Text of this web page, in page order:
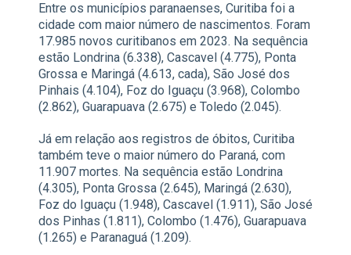
Entre os municípios paranaenses, Curitiba foi a
cidade com maior número de nascimentos. Foram
17.985 novos curitibanos em 2023. Na sequência
estão Londrina (6.338), Cascavel (4.775), Ponta
Grossa e Maringá (4.613, cada), São José dos
Pinhais (4.104), Foz do Iguaçu (3.968), Colombo
(2.862), Guarapuava (2.675) e Toledo (2.045).
Já em relação aos registros de óbitos, Curitiba
também teve o maior número do Paraná, com
11.907 mortes. Na sequência estão Londrina
(4.305), Ponta Grossa (2.645), Maringá (2.630),
Foz do Iguaçu (1.948), Cascavel (1.911), São José
dos Pinhas (1.811), Colombo (1.476), Guarapuava
(1.265) e Paranaguá (1.209).